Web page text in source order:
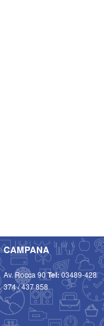
CAMPANA
Av. Rocca 90Tel:03489-428
374/437 858